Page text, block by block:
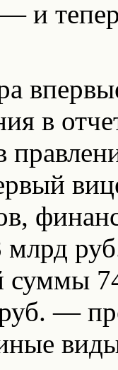
и
в
суммы
—